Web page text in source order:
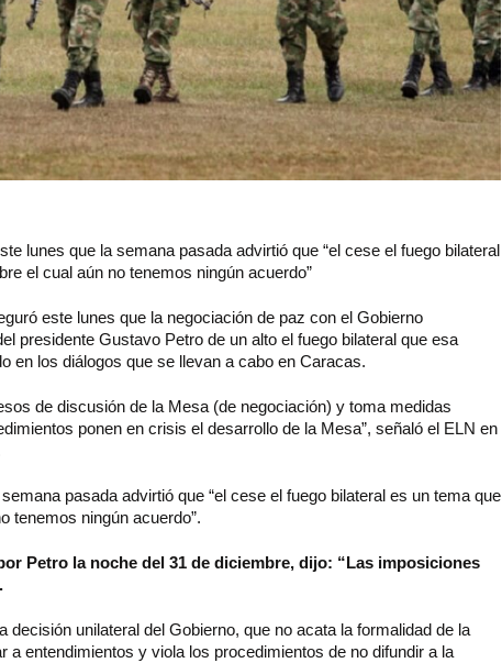
lunes que la semana pasada advirtió que “el cese el fuego bilateral
el cual aún no tenemos ningún acuerdo”
este lunes que la negociación de paz con el Gobierno
presidente Gustavo Petro de un alto el fuego bilateral que esa
en los diálogos que se llevan a cabo en Caracas.
de discusión de la Mesa (de negociación) y toma medidas
ponen en crisis el desarrollo de la Mesa”, señaló el ELN en
pasada advirtió que “el cese el fuego bilateral es un tema que
tenemos ningún acuerdo”.
Petro la noche del 31 de diciembre, dijo: “Las imposiciones
decisión unilateral del Gobierno, que no acata la formalidad de la
a entendimientos y viola los procedimientos de no difundir a la